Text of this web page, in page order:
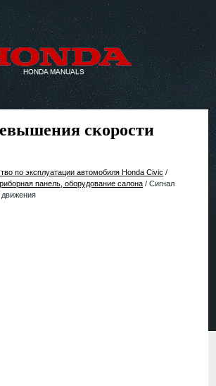
скорости
по эксплуатации автомобиля Honda Civic /
панель, оборудование салона / Сигнал